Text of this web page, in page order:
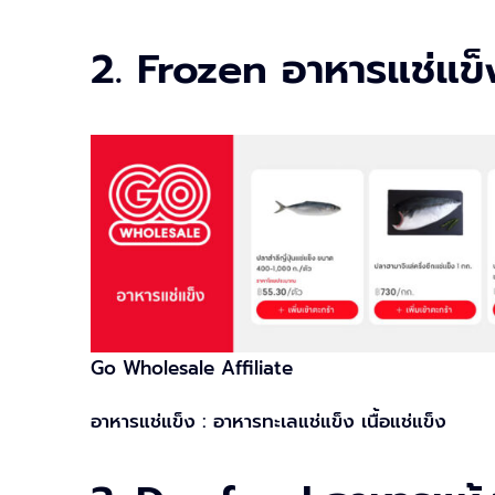
2. Frozen อาหารแช่แ
Go Wholesale Affiliate
อาหารแช่แข็ง : อาหารทะเลแช่แข็ง เนื้อแช่แข็ง